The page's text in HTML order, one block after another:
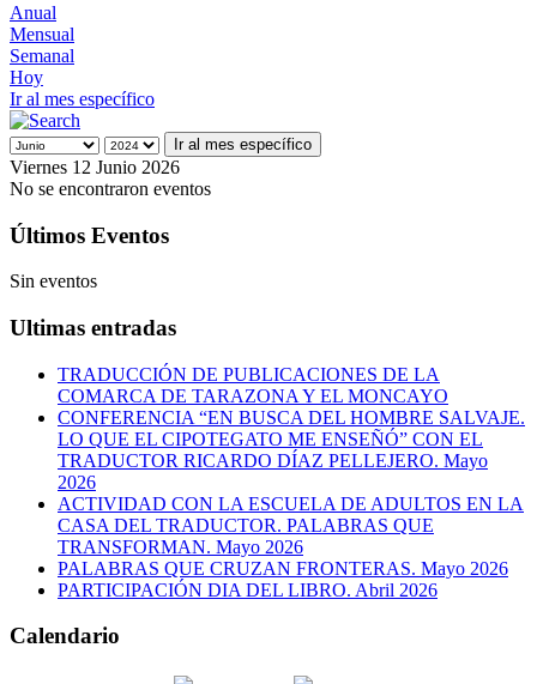
Anual
Mensual
Semanal
Hoy
Ir al mes específico
Ir al mes específico
Viernes 12 Junio 2026
No se encontraron eventos
Últimos Eventos
Sin eventos
Ultimas entradas
TRADUCCIÓN DE PUBLICACIONES DE LA
COMARCA DE TARAZONA Y EL MONCAYO
CONFERENCIA “EN BUSCA DEL HOMBRE SALVAJE.
LO QUE EL CIPOTEGATO ME ENSEÑÓ” CON EL
TRADUCTOR RICARDO DÍAZ PELLEJERO. Mayo
2026
ACTIVIDAD CON LA ESCUELA DE ADULTOS EN LA
CASA DEL TRADUCTOR. PALABRAS QUE
TRANSFORMAN. Mayo 2026
PALABRAS QUE CRUZAN FRONTERAS. Mayo 2026
PARTICIPACIÓN DIA DEL LIBRO. Abril 2026
Calendario